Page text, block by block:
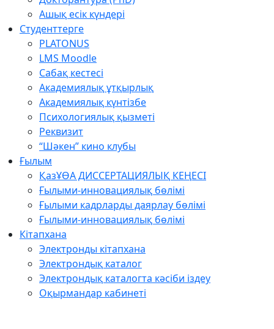
Ашық есік күндері
Студенттерге
PLATONUS
LMS Moodle
Сабақ кестесі
Академиялық ұтқырлық
Академиялық күнтізбе
Психологиялық қызметі
Реквизит
“Шәкен” кино клубы
Ғылым
ҚазҰӨА ДИССЕРТАЦИЯЛЫҚ КЕҢЕСІ
Ғылыми-инновациялық бөлімі
Ғылыми кадрларды даярлау бөлімі
Ғылыми-инновациялық бөлімі
Кітапхана
Электронды кітапхана
Электрондық каталог
Электрондық каталогта кәсіби іздеу
Оқырмандар кабинеті